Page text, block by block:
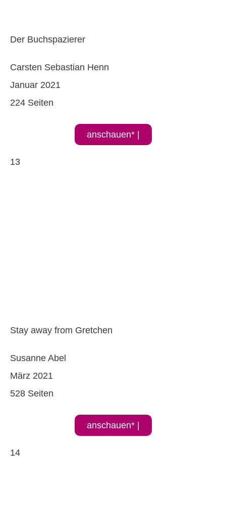
Der Buchspazierer
Carsten Sebastian Henn
Januar 2021
224 Seiten
anschauen* |
13
Stay away from Gretchen
Susanne Abel
März 2021
528 Seiten
anschauen* |
14